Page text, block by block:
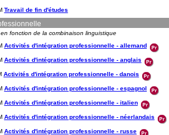
Travail de fin d'études
fonction de la combinaison linguistique
Activités d'intégration professionnelle - allemand
Activités d'intégration professionnelle - anglais
Activités d'intégration professionnelle - danois
Activités d'intégration professionnelle - espagnol
Activités d'intégration professionnelle - italien
Activités d'intégration professionnelle - néerlandais
Activités d'intégration professionnelle - russe